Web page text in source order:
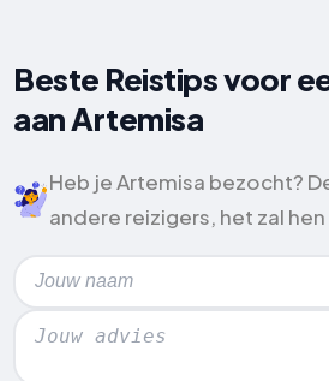
Beste Reistips voor
aan Artemisa
Heb je Artemisa bezocht?
andere reizigers, het zal